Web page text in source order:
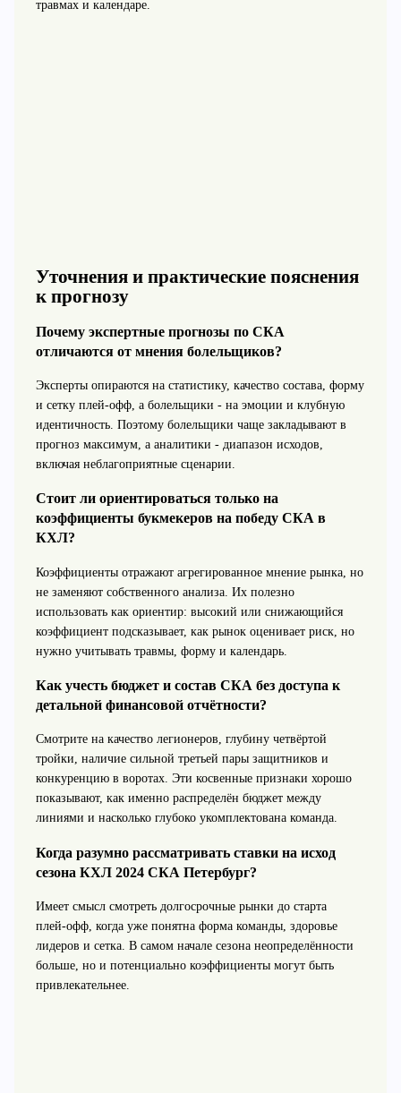
травмах и календаре.
Уточнения и практические пояснения
к прогнозу
Почему экспертные прогнозы по СКА
отличаются от мнения болельщиков?
Эксперты опираются на статистику, качество состава, форму
и сетку плей‑офф, а болельщики - на эмоции и клубную
идентичность. Поэтому болельщики чаще закладывают в
прогноз максимум, а аналитики - диапазон исходов,
включая неблагоприятные сценарии.
Стоит ли ориентироваться только на
коэффициенты букмекеров на победу СКА в
КХЛ?
Коэффициенты отражают агрегированное мнение рынка, но
не заменяют собственного анализа. Их полезно
использовать как ориентир: высокий или снижающийся
коэффициент подсказывает, как рынок оценивает риск, но
нужно учитывать травмы, форму и календарь.
Как учесть бюджет и состав СКА без доступа к
детальной финансовой отчётности?
Смотрите на качество легионеров, глубину четвёртой
тройки, наличие сильной третьей пары защитников и
конкуренцию в воротах. Эти косвенные признаки хорошо
показывают, как именно распределён бюджет между
линиями и насколько глубоко укомплектована команда.
Когда разумно рассматривать ставки на исход
сезона КХЛ 2024 СКА Петербург?
Имеет смысл смотреть долгосрочные рынки до старта
плей‑офф, когда уже понятна форма команды, здоровье
лидеров и сетка. В самом начале сезона неопределённости
больше, но и потенциально коэффициенты могут быть
привлекательнее.